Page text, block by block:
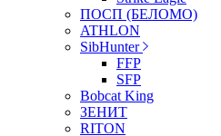
ПОСП (БЕЛОМО)
ATHLON
SibHunter
FFP
SFP
Bobcat King
ЗЕНИТ
RITON